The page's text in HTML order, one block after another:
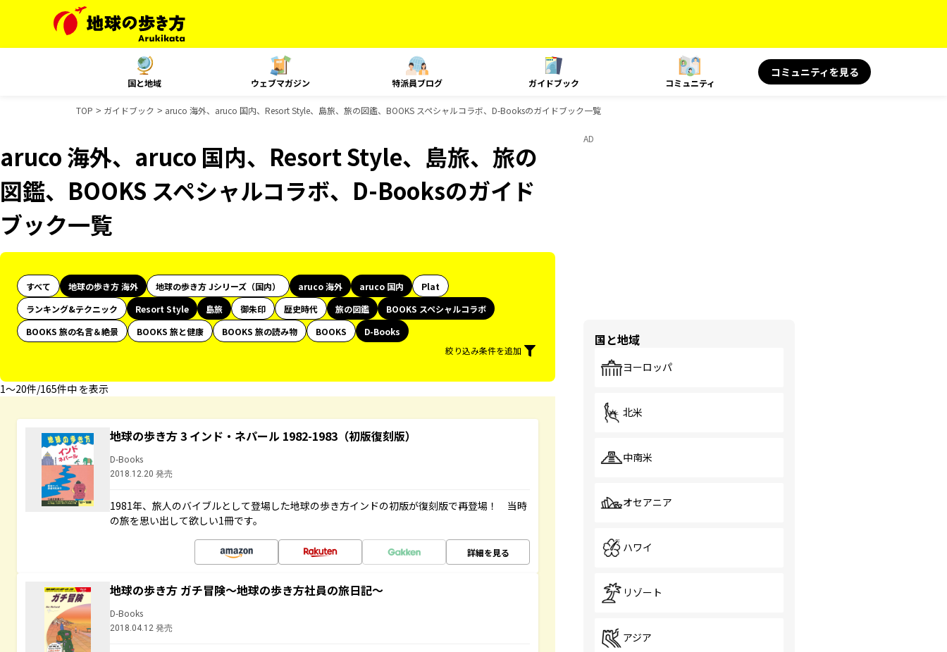
国と地域 ウェブマガジン 特派員ブログ ガイドブック コミュニティ
コミュニティを見る
TOP ガイドブック aruco 海外、aruco 国内、Resort Style、島旅、旅の図鑑、BOOKS スペシャルコラボ、D-Booksのガイドブック一覧
aruco 海外、aruco 国内、Resort Style、島旅、旅の
図鑑、BOOKS スペシャルコラボ、D-Booksのガイド
ブック一覧
すべて 地球の歩き方 海外 地球の歩き方 Jシリーズ（国内） aruco 海外 aruco 国内
Plat
ランキング&テクニック
Resort Style 島旅 御朱印 歴史時代 旅の図鑑
BOOKS スペシャルコラボ
BOOKS 旅の名言＆絶景
BOOKS 旅と健康 BOOKS 旅の読み物 BOOKS
D-Books
絞り込み条件を追加
1〜20件/165件中 を表示
地球の歩き方 3 インド・ネパール 1982-1983（初版復刻版）
D-Books
2018.12.20 発売
1981年、旅人のバイブルとして登場した地球の歩き方インドの初版が復刻版で再登場！ 当時
の旅を思い出して欲しい1冊です。
詳細を見る
地球の歩き方 ガチ冒険～地球の歩き方社員の旅日記～
D-Books
2018.04.12 発売
AD
国と地域
ヨーロッパ
北米
中南米
オセアニア
ハワイ
リゾート
アジア